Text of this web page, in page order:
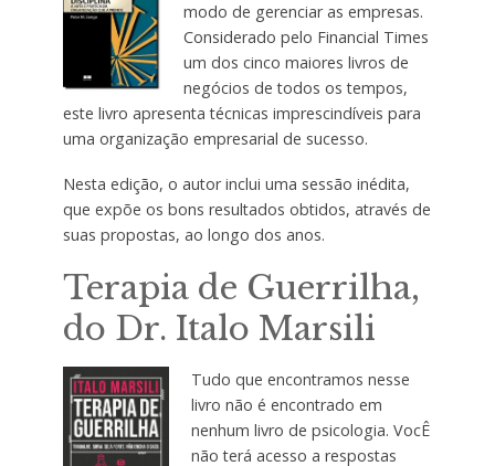
modo de gerenciar as empresas.
Considerado pelo Financial Times
um dos cinco maiores livros de
negócios de todos os tempos,
este livro apresenta técnicas imprescindíveis para
uma organização empresarial de sucesso.
Nesta edição, o autor inclui uma sessão inédita,
que expõe os bons resultados obtidos, através de
suas propostas, ao longo dos anos.
Terapia de Guerrilha,
do Dr. Italo Marsili
Tudo que encontramos nesse
livro não é encontrado em
nenhum livro de psicologia. VocÊ
não terá acesso a respostas